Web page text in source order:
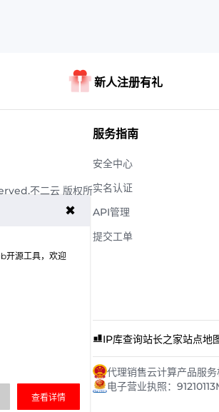
新人注册有礼
不二云 版权所
1号C区412室-
服务指南
安全中心
实名认证
API管理
提交工单
IP库查询站长之家站点地
代理销售云计算产品服
电子营业执照：
✖
开源工具，欢迎
查看详情